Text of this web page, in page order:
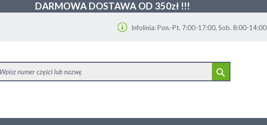
DARMOWA DOSTAWA OD 350zł !!!
Infolinia: Pon.-Pt. 7:00-17:00, Sob. 8:00-14:00